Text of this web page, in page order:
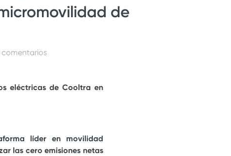
de
comentarios
eléctricas de Cooltra en
líder en movilidad
las cero emisiones netas